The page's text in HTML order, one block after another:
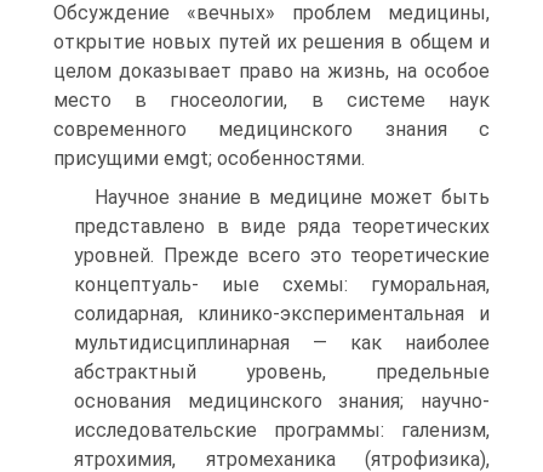
Обсуждение «вечных» проблем медицины,
открытие новых путей их решения в общем и
целом доказывает право на жизнь, на особое
место в гносеологии, в системе наук
современного медицинского знания с
присущими емgt; особенностями.
Научное знание в медицине может быть
представлено в виде ряда теоретических
уровней. Прежде всего это теоретические
концептуаль- иые схемы: гуморальная,
солидарная, клинико-экспериментальная и
мультидисциплинарная — как наиболее
абстрактный уровень, предельные
основания медицинского знания; научно-
исследовательские программы: галенизм,
ятрохимия, ятромеханика (ятрофизика),